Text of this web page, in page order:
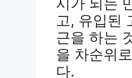
고, 유입된
근을 하는
을 차순위
다.